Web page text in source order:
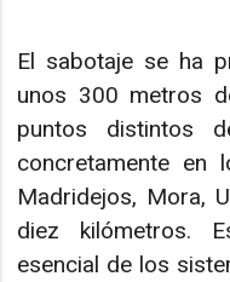
El sabotaje se ha
unos 300 metros
puntos distintos
concretamente en
Madridejos, Mora,
diez kilómetros.
esencial de los